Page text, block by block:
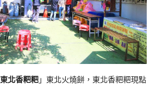
東北香粑粑」東北火燒餅，東北香粑粑現點